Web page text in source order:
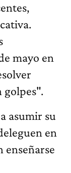
mayo en
golpes".
asumir su
en
enseñarse